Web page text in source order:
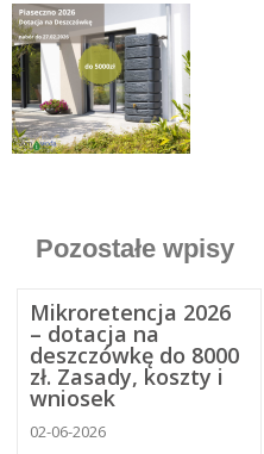
Pozostałe wpisy
Mikroretencja 2026
– dotacja na
deszczówkę do 8000
zł. Zasady, koszty i
wniosek
02-06-2026